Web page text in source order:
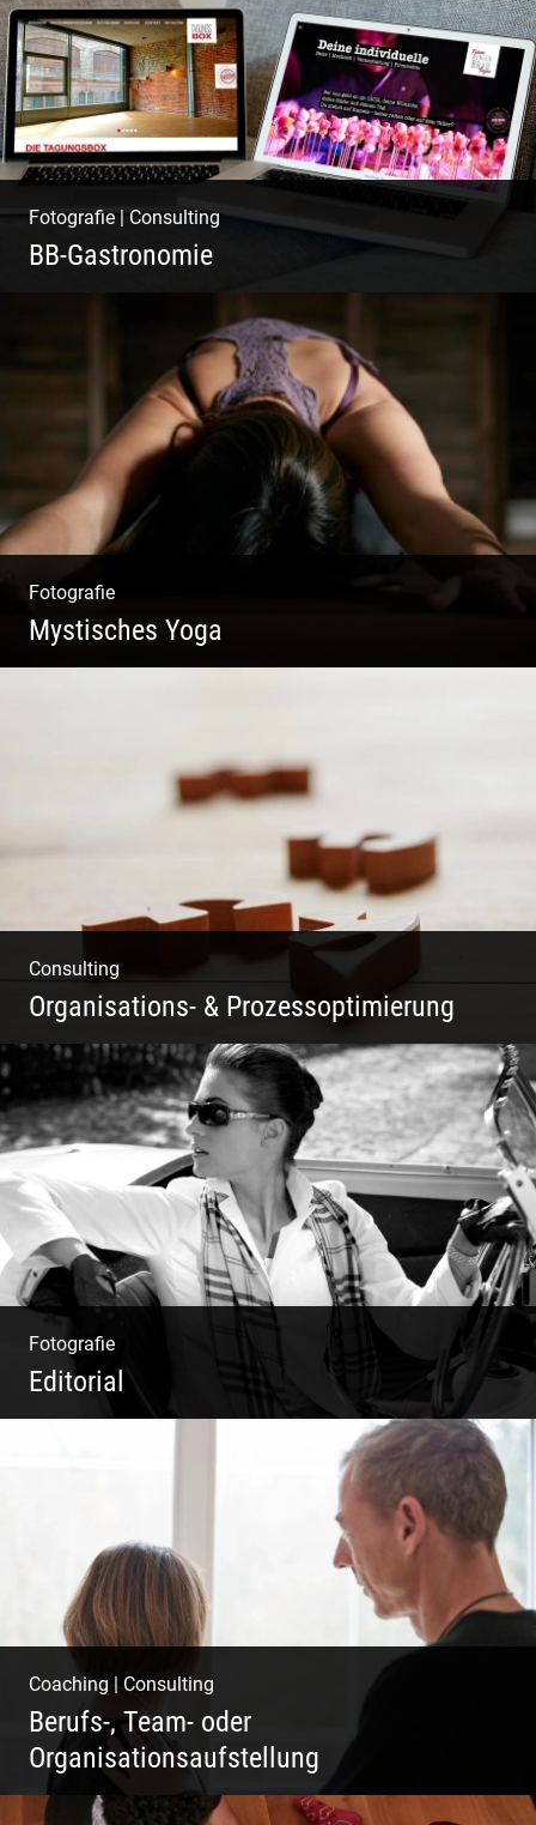
Fotografie|Consulting
BB-Gastronomie
Fotografie, Marketing & Design
Fotografie
Mystisches Yoga
Consulting
Organisations- & Prozessoptimierung
Erfolg ermöglichen durch Klarheit in der
Vision
Fotografie
Editorial
Coaching | Consulting
Berufs-, Team- oder
Organisationsaufstellung